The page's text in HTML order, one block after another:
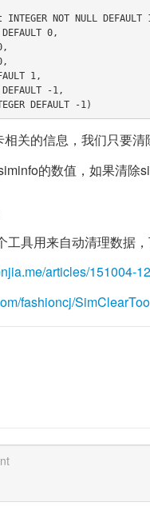
关的信息，我们只要清
的数值，如果清除
具用来自动清理数据，
articles/151004-
fashioncj/